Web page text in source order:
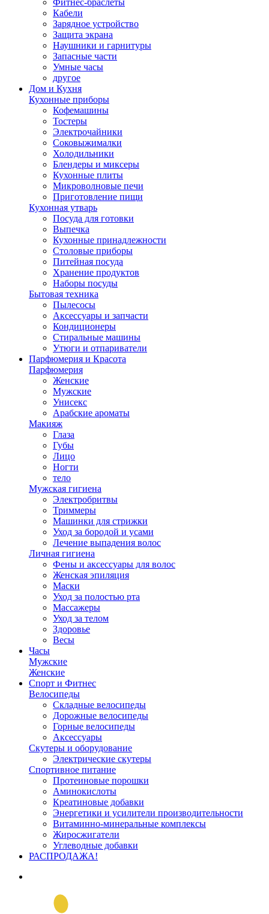
Фитнес-браслеты
Кабели
Зарядное устройство
Защита экрана
Наушники и гарнитуры
Запасные части
Умные часы
другое
Дом и Кухня
Кухонные приборы
Кофемашины
Тостеры
Электрочайники
Соковыжималки
Холодильники
Блендеры и миксеры
Кухонные плиты
Микроволновые печи
Приготовление пищи
Кухонная утварь
Посуда для готовки
Выпечка
Кухонные принадлежности
Столовые приборы
Питейная посуда
Хранение продуктов
Наборы посуды
Бытовая техника
Пылесосы
Аксессуары и запчасти
Кондиционеры
Стиральные машины
Утюги и отпариватели
Парфюмерия и Красота
Парфюмерия
Женские
Мужские
Унисекс
Арабские ароматы
Макияж
Глаза
Губы
Лицо
Ногти
тело
Мужская гигиена
Электробритвы
Триммеры
Машинки для стрижки
Уход за бородой и усами
Лечение выпадения волос
Личная гигиена
Фены и аксессуары для волос
Женская эпиляция
Маски
Уход за полостью рта
Массажеры
Уход за телом
Здоровье
Весы
Часы
Мужские
Женские
Спорт и Фитнес
Велосипеды
Складные велосипеды
Дорожные велосипеды
Горные велосипеды
Аксессуары
Скутеры и оборудование
Электрические скутеры
Спортивное питание
Протеиновые порошки
Аминокислоты
Креатиновые добавки
Энергетики и усилители производительности
Витаминно-минеральные комплексы
Жиросжигатели
Углеводные добавки
РАСПРОДАЖА!